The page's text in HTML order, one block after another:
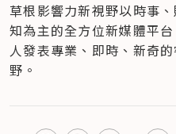
草根影響力新視野以時事
知為主的全方位新媒體平
人發表專業、即時、新奇
野。